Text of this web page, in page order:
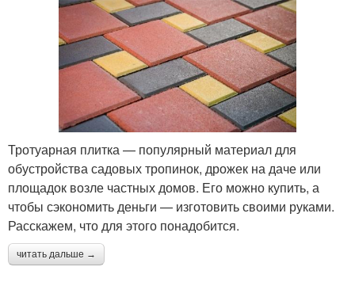
Тротуарная плитка — популярный материал для
обустройства садовых тропинок, дрожек на даче или
площадок возле частных домов. Его можно купить, а
чтобы сэкономить деньги — изготовить своими руками.
Расскажем, что для этого понадобится.
читать дальше →